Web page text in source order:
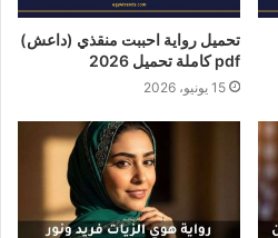
تحميل رواية احببت منقذي (داعش)
pdf كاملة تحميل 2026
15 يونيو، 2026